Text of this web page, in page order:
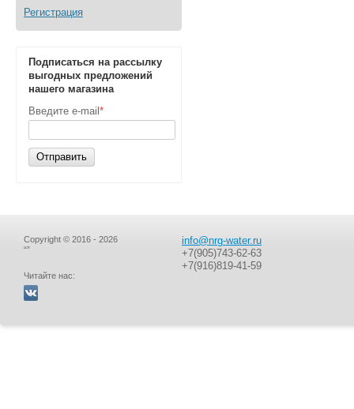
Регистрация
Подписаться на рассылку
выгодных предложений
нашего магазина
Введите e-mail *
Отправить
Copyright © 2016 - 2026
“”
Читайте нас:
info@nrg-water.ru
+7(905)743-62-63
+7(916)819-41-59